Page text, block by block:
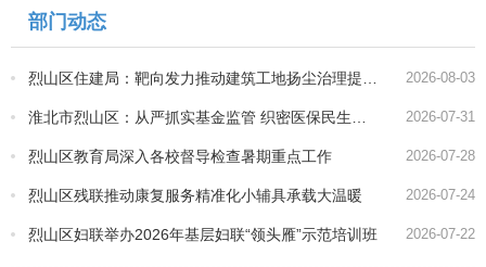
部门动态
2026-08-03
2026-07-31
2026-07-28
烈山区教育局深入各校督导检查暑期重点工作
2026-07-24
烈山区残联推动康复服务精准化小辅具承载大温暖
2026-07-22
烈山区妇联举办2026年基层妇联“领头雁”示范培训班